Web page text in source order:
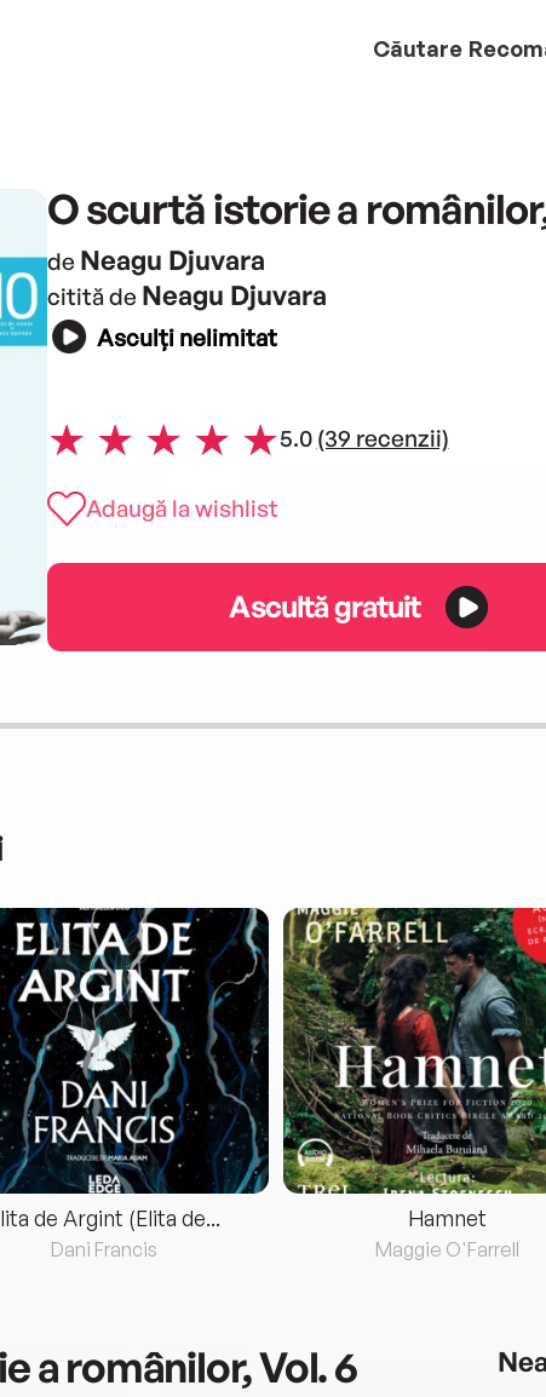
Căutare
O scurtă istorie a
de Neagu Djuvara
citită de Neagu Djuvara
Asculți nelimitat
5.0 (39 recenzii)
Adaugă la wishlist
Ascultă gratuit
de Argint (Elita de...
Dani Francis
Hamnet
Maggie O'Farrell
a românilor, Vol. 6